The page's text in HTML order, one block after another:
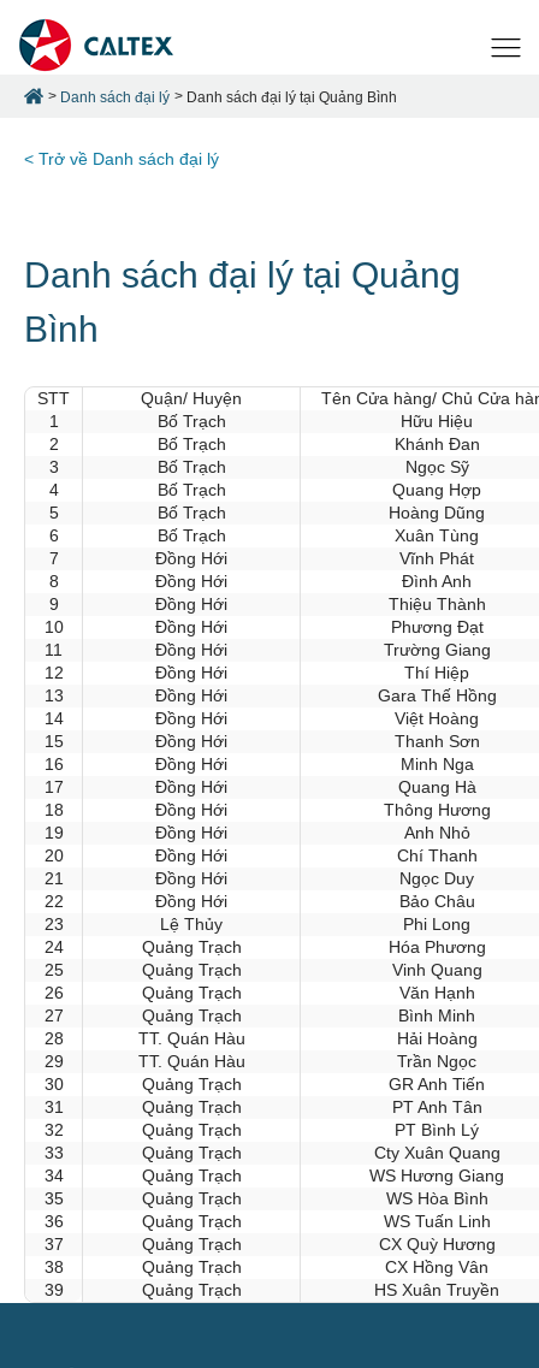
Danh sách đại lý Danh sách đại lý tại Quảng Bình
< Trở về Danh sách đại lý
Danh sách đại lý tại Quảng
Bình
STT Quận/ Huyện
Tên Cửa hàng/ Chủ Cửa
1
Bố Trạch
Hữu Hiệu
2
Bố Trạch
Khánh Đan
3
Bố Trạch
Ngọc Sỹ
4
Bố Trạch
Quang Hợp
5
Bố Trạch
Hoàng Dũng
6
Bố Trạch
Xuân Tùng
7
Đồng Hới
Vĩnh Phát
8
Đồng Hới
Đình Anh
9
Đồng Hới
Thiệu Thành
10
Đồng Hới
Phương Đạt
11
Đồng Hới
Trường Giang
12
Đồng Hới
Thí Hiệp
13
Đồng Hới
Gara Thế Hồng
14
Đồng Hới
Việt Hoàng
15
Đồng Hới
Thanh Sơn
16
Đồng Hới
Minh Nga
17
Đồng Hới
Quang Hà
18
Đồng Hới
Thông Hương
19
Đồng Hới
Anh Nhỏ
20
Đồng Hới
Chí Thanh
21
Đồng Hới
Ngọc Duy
22
Đồng Hới
Bảo Châu
23
Lệ Thủy
Phi Long
24
Quảng Trạch
Hóa Phương
25
Quảng Trạch
Vinh Quang
26
Quảng Trạch
Văn Hạnh
27
Quảng Trạch
Bình Minh
28
TT. Quán Hàu
Hải Hoàng
29
TT. Quán Hàu
Trần Ngọc
30
Quảng Trạch
GR Anh Tiến
31
Quảng Trạch
PT Anh Tân
32
Quảng Trạch
PT Bình Lý
33
Quảng Trạch
Cty Xuân Quang
34
Quảng Trạch
WS Hương Giang
35
Quảng Trạch
WS Hòa Bình
36
Quảng Trạch
WS Tuấn Linh
37
Quảng Trạch
CX Quỳ Hương
38
Quảng Trạch
CX Hồng Vân
39
Quảng Trạch HS Xuân Truyền